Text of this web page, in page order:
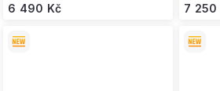
6 490 Kč 7 250